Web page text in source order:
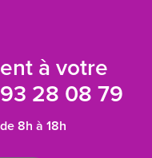
à votre
28 08 79
8h à 18h